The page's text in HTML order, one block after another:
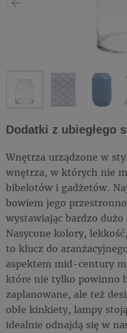
Dodatki z ubiegłego
Wnętrza urządzone w
wnętrza, w których nie
bibelotów i gadżetów.
bowiem jego
wystawiając bardzo
Nasycone kolory,
to klucz do
aspektem mid-century
które nie tylko powinno
zaplanowane, ale też
obłe kinkiety, lampy
idealnie odnajdą się w